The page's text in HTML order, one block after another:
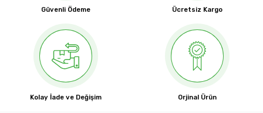
Güvenli Ödeme Ücretsiz Kargo
Kolay İade ve Değişim Orjinal Ürün